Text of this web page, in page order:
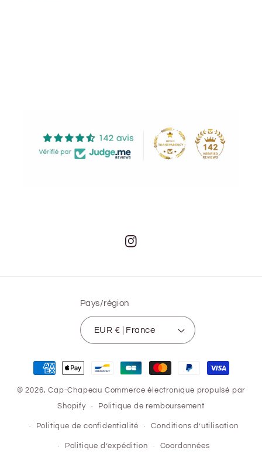
Instagram
Pays/région
EUR € | France
Moyens
paiement
© 2026,Cap-Chapeau Commerce électronique propulsé par
Shopify Politique de remboursement
Politique de confidentialité Conditions d’utilisation
Politique d’expédition Coordonnées